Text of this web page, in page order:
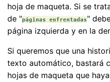
hoja de maqueta. Si se
de "páginas enfrentadas"
página izquierda y en la
Si queremos que una
texto automático, bastará
hojas de maqueta que